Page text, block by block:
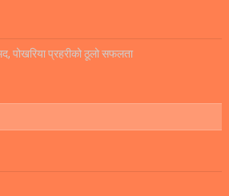
पोखरिया प्रहरीको ठूलो सफलता